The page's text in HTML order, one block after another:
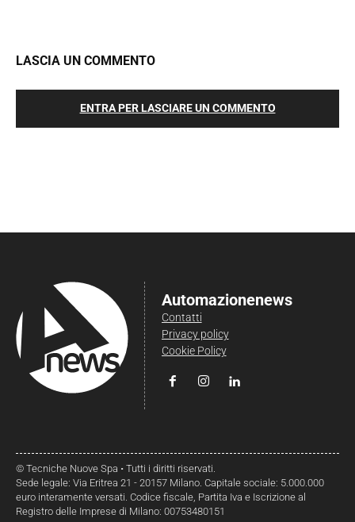
LASCIA UN COMMENTO
ENTRA PER LASCIARE UN COMMENTO
Automazionenews
Contatti
Privacy policy
Cookie Policy
© Tecniche Nuove Spa • Tutti i diritti riservati.
Sede legale: Via Eritrea 21 - 20157 Milano. Capitale sociale: 5.000.000
euro interamente versati. Codice fiscale, Partita Iva e Iscrizione al
Registro delle Imprese di Milano: 00753480151